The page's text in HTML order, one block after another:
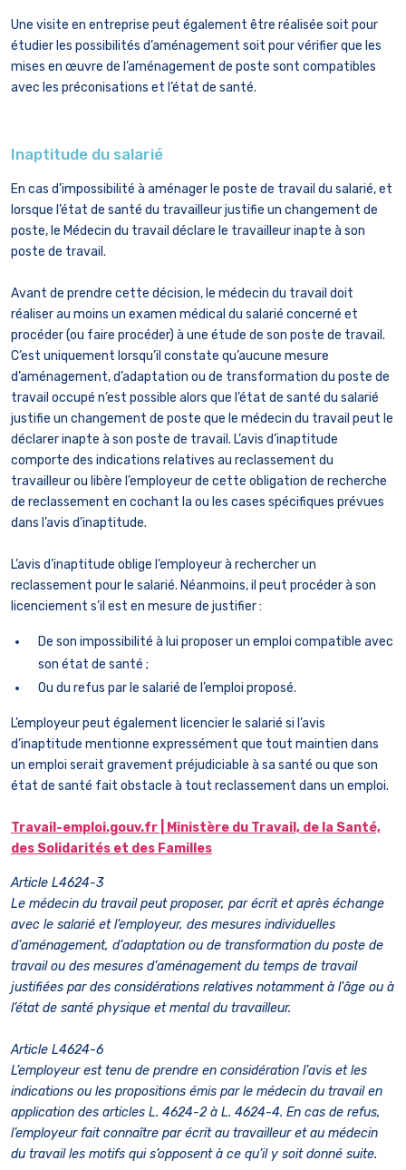
Une visite en entreprise peut également être réalisée soit pour
étudier les possibilités d’aménagement soit pour vérifier que les
mises en œuvre de l’aménagement de poste sont compatibles
avec les préconisations et l’état de santé.
Inaptitude du salarié
En cas d’impossibilité à aménager le poste de travail du salarié, et
lorsque l’état de santé du travailleur justifie un changement de
poste, le Médecin du travail déclare le travailleur inapte à son
poste de travail.
Avant de prendre cette décision, le médecin du travail doit
réaliser au moins un examen médical du salarié concerné et
procéder (ou faire procéder) à une étude de son poste de travail.
C’est uniquement lorsqu’il constate qu’aucune mesure
d’aménagement, d’adaptation ou de transformation du poste de
travail occupé n’est possible alors que l’état de santé du salarié
justifie un changement de poste que le médecin du travail peut le
déclarer inapte à son poste de travail. L’avis d’inaptitude
comporte des indications relatives au reclassement du
travailleur ou libère l’employeur de cette obligation de recherche
de reclassement en cochant la ou les cases spécifiques prévues
dans l’avis d’inaptitude.
L’avis d’inaptitude oblige l’employeur à rechercher un
reclassement pour le salarié. Néanmoins, il peut procéder à son
licenciement s’il est en mesure de justifier :
De son impossibilité à lui proposer un emploi compatible avec
son état de santé ;
Ou du refus par le salarié de l’emploi proposé.
L’employeur peut également licencier le salarié si l’avis
d’inaptitude mentionne expressément que tout maintien dans
un emploi serait gravement préjudiciable à sa santé ou que son
état de santé fait obstacle à tout reclassement dans un emploi.
Travail-emploi.gouv.fr | Ministère du Travail, de la Santé,
des Solidarités et des Familles
Article L4624-3
Le médecin du travail peut proposer, par écrit et après échange
avec le salarié et l’employeur, des mesures individuelles
d’aménagement, d’adaptation ou de transformation du poste de
travail ou des mesures d’aménagement du temps de travail
justifiées par des considérations relatives notamment à l’âge ou à
l’état de santé physique et mental du travailleur.
Article L4624-6
L’employeur est tenu de prendre en considération l’avis et les
indications ou les propositions émis par le médecin du travail en
application des articles L. 4624-2 à L. 4624-4. En cas de refus,
l’employeur fait connaître par écrit au travailleur et au médecin
du travail les motifs qui s’opposent à ce qu’il y soit donné suite.